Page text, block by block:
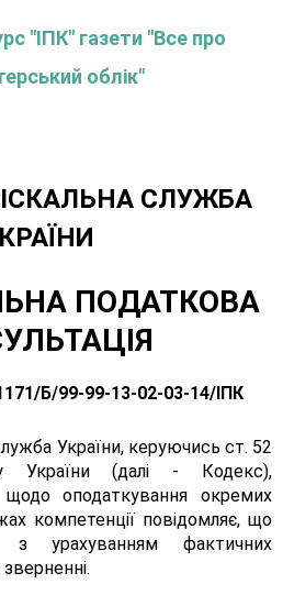
"ІПК" газети "Все про
облік"
СЛУЖБА
ПОДАТКОВА
Б/99-99-13-02-03-14/ІПК
України, керуючись ст. 52
України (далі - Кодекс),
щодо оподаткування окремих
компетенції повідомляє, що
з урахуванням фактичних